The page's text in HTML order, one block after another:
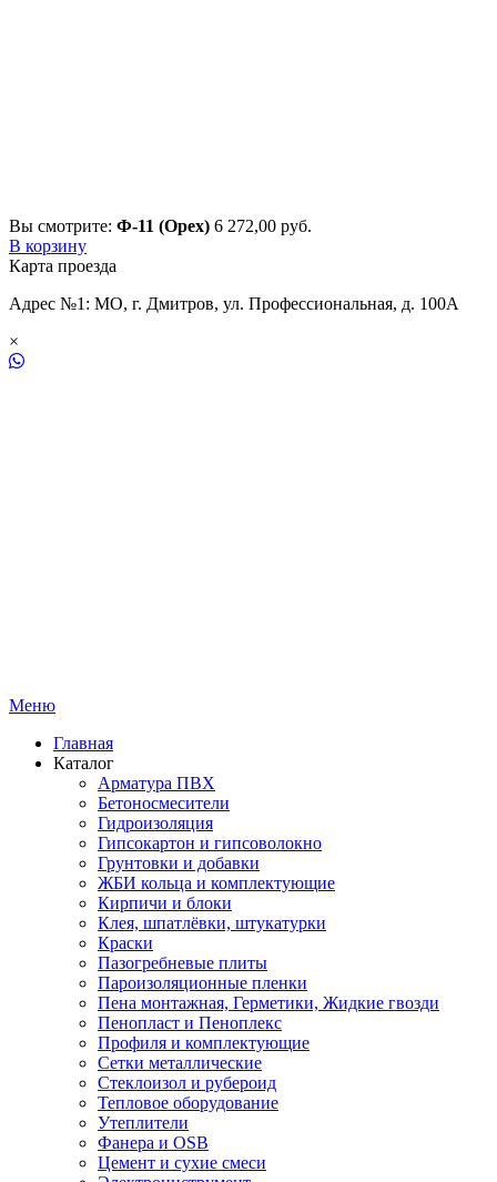
Вы смотрите: Ф-11 (Орех) 6 272,00 руб.
В корзину
Карта проезда
Адрес №1: МО, г. Дмитров, ул. Профессиональная, д. 100А
×
Меню
Главная
Каталог
Арматура ПВХ
Бетоносмесители
Гидроизоляция
Гипсокартон и гипсоволокно
Грунтовки и добавки
ЖБИ кольца и комплектующие
Кирпичи и блоки
Клея, шпатлёвки, штукатурки
Краски
Пазогребневые плиты
Пароизоляционные пленки
Пена монтажная, Герметики, Жидкие гвозди
Пенопласт и Пеноплекс
Профиля и комплектующие
Сетки металлические
Стеклоизол и рубероид
Тепловое оборудование
Утеплители
Фанера и OSB
Цемент и сухие смеси